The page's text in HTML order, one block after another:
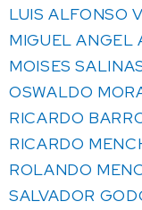
LUIS ALFONSO
MIGUEL ANGEL
MOISES
OSWALDO
RICARDO
RICARDO
ROLANDO
SALVADOR